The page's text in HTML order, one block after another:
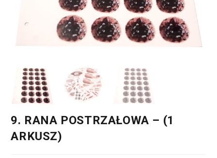
9. RANA POSTRZAŁOWA – (1
ARKUSZ)